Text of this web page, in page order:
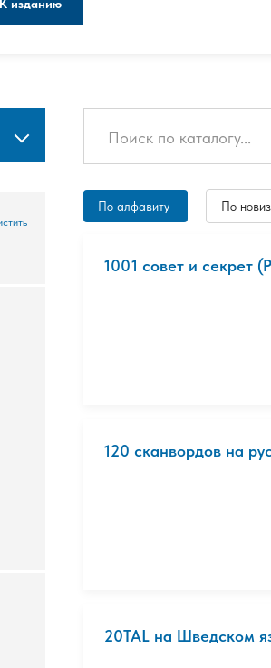
К изданию
По алфавиту По
1001 совет и секрет
120 сканвордов на
20TAL на Шведском